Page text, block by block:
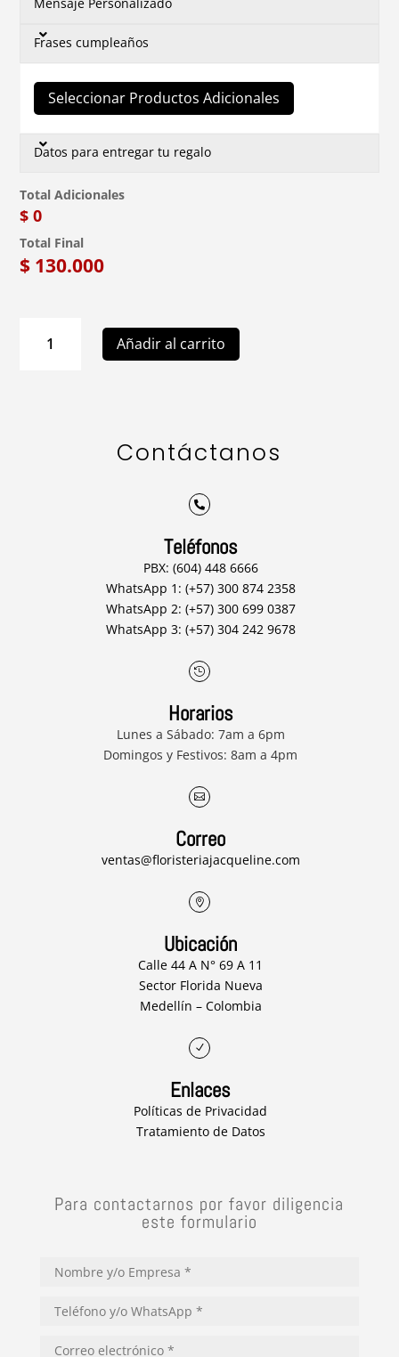
Mensaje Personalizado
Frases cumpleaños
Seleccionar Productos Adicionales
Datos para entregar tu regalo
Total Adicionales
$ 0
Total Final
$ 130.000
Arreglo
Añadir al carrito
Contáctanos

Teléfonos
PBX: (604) 448 6666
WhatsApp 1: (+57) 300 874 2358
WhatsApp 2: (+57) 300 699 0387
WhatsApp 3: (+57) 304 242 9678

Horarios
Lunes a Sábado: 7am a 6pm
Domingos y Festivos: 8am a 4pm

Correo
ventas@floristeriajacqueline.com

Ubicación
Calle 44 A N° 69 A 11
Sector Florida Nueva
Medellín – Colombia
N
Enlaces
Políticas de Privacidad
Tratamiento de Datos
Para contactarnos por favor diligencia
este formulario